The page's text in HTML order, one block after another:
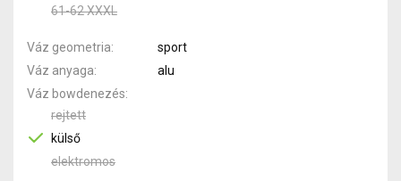
61-62 XXXL
Váz geometria
sport
Váz anyaga
alu
Váz bowdenezés
rejtett
külső
elektromos